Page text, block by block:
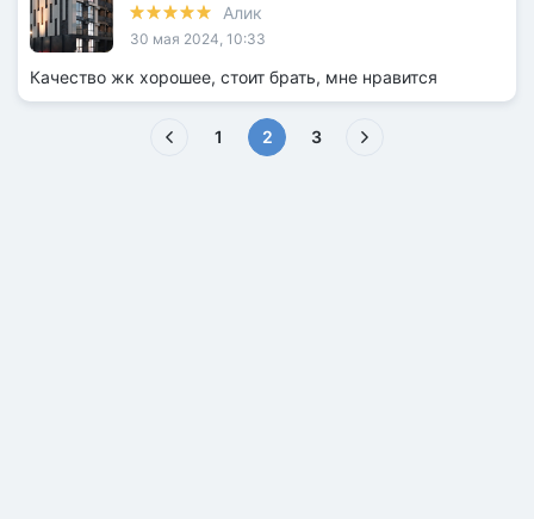
Алик
30 мая 2024, 10:33
Качество жк хорошее, стоит брать, мне нравится
1 2(текущая)
3